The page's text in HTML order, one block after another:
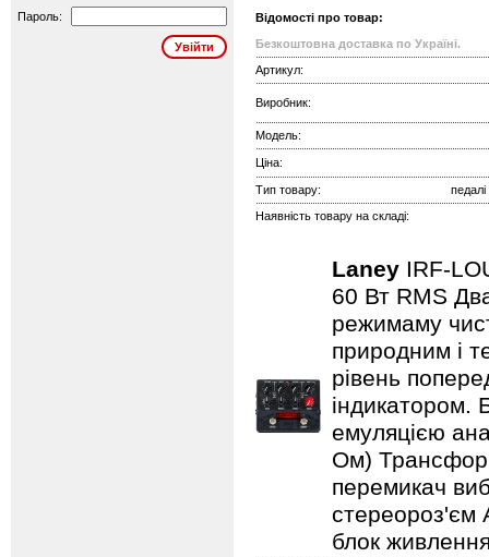
Пароль:
Відомості про товар:
Безкоштовна доставка по Україні.
Артикул:
Виробник:
Модель:
Ціна:
Тип товару:
педалі
Наявність товару на складі:
Laney IRF-
60 Вт RMS
режимаму
природним і
рівень
індикатором.
емуляцією
Ом)
перемикач
стереороз'єм
блок